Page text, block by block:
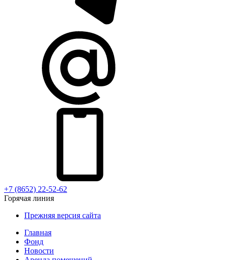
+7 (8652) 22-52-62
Горячая линия
Прежняя версия сайта
Главная
Фонд
Новости